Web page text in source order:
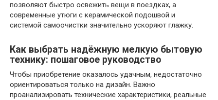
позволяют быстро освежить вещи в поездках, а
современные утюги с керамической подошвой и
системой самоочистки значительно ускоряют глажку.
Как выбрать надёжную мелкую бытовую
технику: пошаговое руководство
Чтобы приобретение оказалось удачным, недостаточно
ориентироваться только на дизайн. Важно
проанализировать технические характеристики, реальные